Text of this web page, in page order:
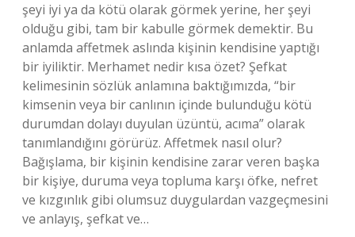
şeyi iyi ya da kötü olarak görmek yerine, her şeyi
olduğu gibi, tam bir kabulle görmek demektir. Bu
anlamda affetmek aslında kişinin kendisine yaptığı
bir iyiliktir. Merhamet nedir kısa özet? Şefkat
kelimesinin sözlük anlamına baktığımızda, “bir
kimsenin veya bir canlının içinde bulunduğu kötü
durumdan dolayı duyulan üzüntü, acıma” olarak
tanımlandığını görürüz. Affetmek nasıl olur?
Bağışlama, bir kişinin kendisine zarar veren başka
bir kişiye, duruma veya topluma karşı öfke, nefret
ve kızgınlık gibi olumsuz duygulardan vazgeçmesini
ve anlayış, şefkat ve…